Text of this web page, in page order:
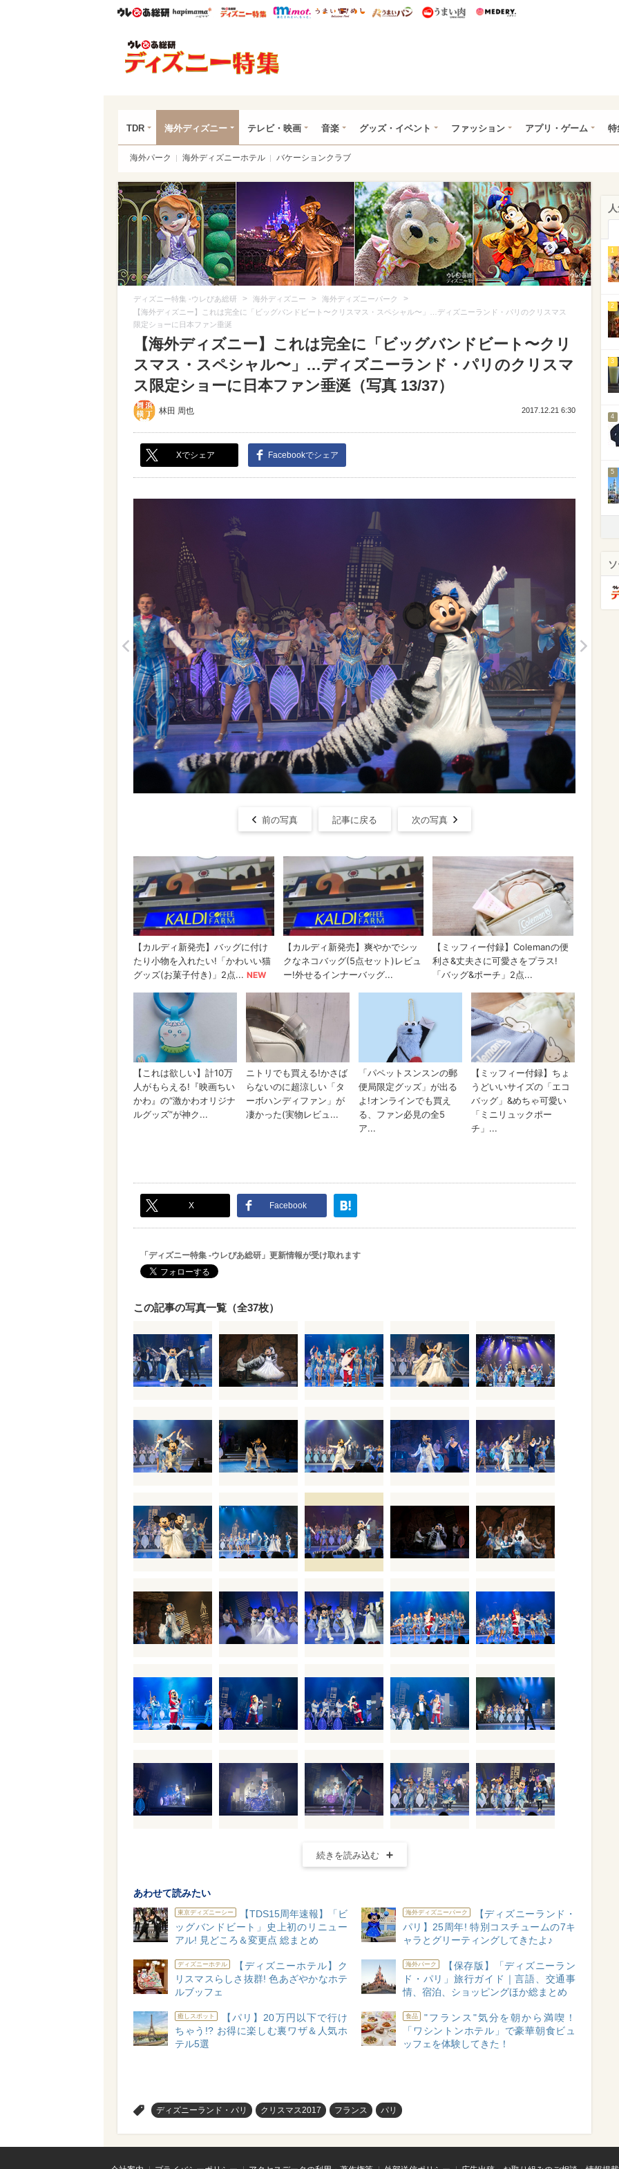
ウレぴあ総研ハピママ* ウレぴあ総研 ディズニー特集
mimot. うまいめし うまいパン うまい肉
TDR 海外ディズニー テレビ・映画 音楽 グッズ・イベント ファッション アプリ・ゲーム 特
海外パーク 海外ディズニーホテル バケーションクラブ
ディズニー特集 -ウレぴあ総研 > 海外ディズニー > 海外ディズニーパーク >
【海外ディズニー】これは完全に「ビッグバンドビート〜クリスマス・スペシャル〜」…ディズニーランド・パリのクリスマス
限定ショーに日本ファン垂涎
【海外ディズニー】これは完全に「ビッグバンドビート〜クリ
スマス・スペシャル〜」…ディズニーランド・パリのクリスマ
ス限定ショーに日本ファン垂涎（写真 13/37）
林田 周也 2017.12.21 6:30
Xでシェア Facebookでシェア
前の写真 記事に戻る 次の写真
X Facebook
「ディズニー特集 -ウレぴあ総研」更新情報が受け取れます
この記事の写真一覧（全37枚）
続きを読み込む
あわせて読みたい
東京ディズニーシー
【TDS15周年速報】「ビ
ッグバンドビート」史上初のリニュー
アル! 見どころ＆変更点 総まとめ
海外ディズニーパーク
【ディズニーランド・
パリ】25周年! 特別コスチュームの7キ
ャラとグリーティングしてきたよ♪
ディズニーホテル
【ディズニーホテル】ク
リスマスらしさ抜群! 色あざやかなホテ
ルブッフェ
海外パーク
【保存版】「ディズニーラン
ド・パリ」旅行ガイド｜言語、交通事
情、宿泊、ショッピングほか総まとめ
癒しスポット
【パリ】20万円以下で行け
ちゃう!? お得に楽しむ裏ワザ＆人気ホ
テル5選
食品
"フランス"気分を朝から満喫！
「ワシントンホテル」で豪華朝食ビュ
ッフェを体験してきた！
ディズニーランド・パリ クリスマス2017 フランス パリ
1
2
3
4
5